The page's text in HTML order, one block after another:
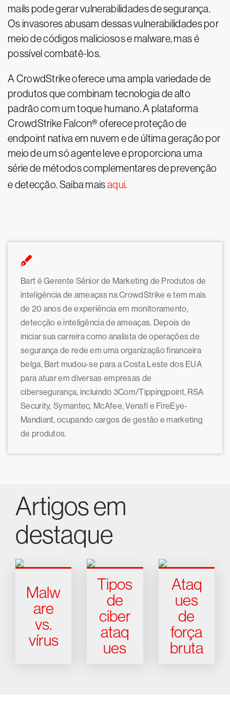
mails pode gerar vulnerabilidades de segurança.
Os invasores abusam dessas vulnerabilidades por
meio de códigos maliciosos e malware, mas é
possível combatê-los.
A CrowdStrike oferece uma ampla variedade de
produtos que combinam tecnologia de alto
padrão com um toque humano. A plataforma
CrowdStrike Falcon® oferece proteção de
endpoint nativa em nuvem e de última geração por
meio de um só agente leve e proporciona uma
série de métodos complementares de prevenção
e detecção. Saiba maisaqui.
Bart é Gerente Sênior de Marketing de Produtos de
inteligência de ameaças na CrowdStrike e tem mais
de 20 anos de experiência em monitoramento,
detecção e inteligência de ameaças. Depois de
iniciar sua carreira como analista de operações de
segurança de rede em uma organização financeira
belga, Bart mudou-se para a Costa Leste dos EUA
para atuar em diversas empresas de
cibersegurança, incluindo 3Com/Tippingpoint, RSA
Security, Symantec, McAfee, Venafi e FireEye-
Mandiant, ocupando cargos de gestão e marketing
de produtos.
Artigos em
destaque
Malw
are
vs.
vírus
Tipos
de
ciber
ataq
ues
Ataq
ues
de
força
bruta